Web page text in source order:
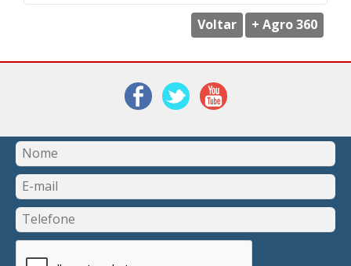
Voltar + Agro 360